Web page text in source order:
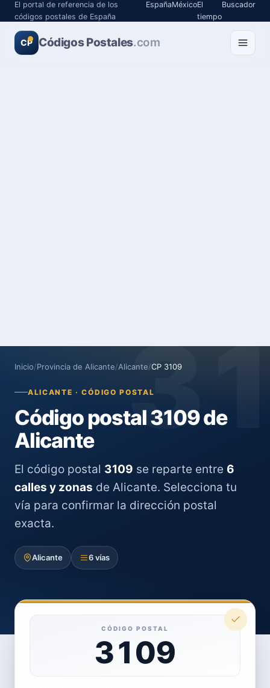
El portal de referencia de los
códigos postales de España
EspañaMéxicoEl
tiempo
Buscador
CP Códigos Postales.com
Inicio/Provincia de Alicante/Alicante/CP 3109
ALICANTE · CÓDIGO POSTAL
Código postal 3109 de
Alicante
El código postal 3109 se reparte entre 6
calles y zonas de Alicante. Selecciona tu
vía para confirmar la dirección postal
exacta.
Alicante 6 vías
CÓDIGO POSTAL
3109